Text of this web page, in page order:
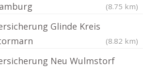
(8.75 km)
Glinde Kreis
(8.82 km)
Neu Wulmstorf